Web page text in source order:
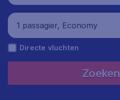
1 passagier, Economy
Directe vluchten
Zoeken